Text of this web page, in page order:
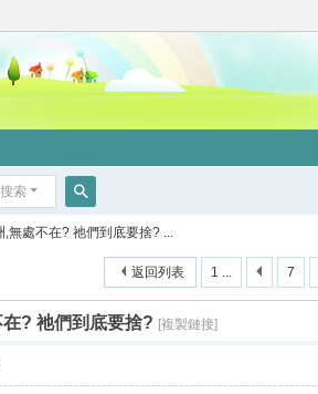
搜索
搜
無處不在? 祂們到底要捨? ...
1 ... 7
返回列表
? 祂們到底要捨? [複製鏈接]